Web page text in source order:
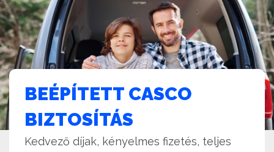
BEÉPÍTETT CASCO
BIZTOSÍTÁS
Kedvező díjak, kényelmes fizetés, teljes